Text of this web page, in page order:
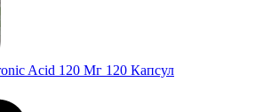
Acid 120 Мг 120 Капсул